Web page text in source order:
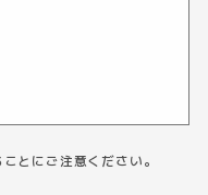
とにご注意ください。